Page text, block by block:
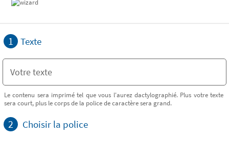
1 Texte
Le contenu sera imprimé tel que vous l'aurez dactylographié. Plus votre texte
sera court, plus le corps de la police de caractère sera grand.
2 Choisir la police